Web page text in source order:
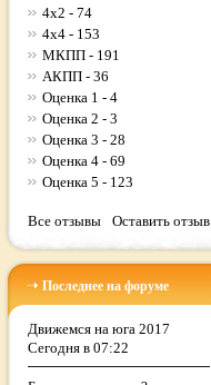
4x2 - 74
4x4 - 153
МКПП - 191
АКПП - 36
Оценка 1 - 4
Оценка 2 - 3
Оценка 3 - 28
Оценка 4 - 69
Оценка 5 - 123
Все отзывы Оставить отзыв
Последнее на форуме
Движемся на юга 2017
Сегодня в 07:22